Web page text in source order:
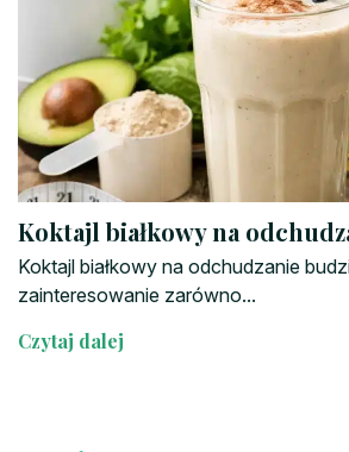
Koktajl białkowy na
Koktajl białkowy na odchudzanie
zainteresowanie zarówno...
Czytaj dalej